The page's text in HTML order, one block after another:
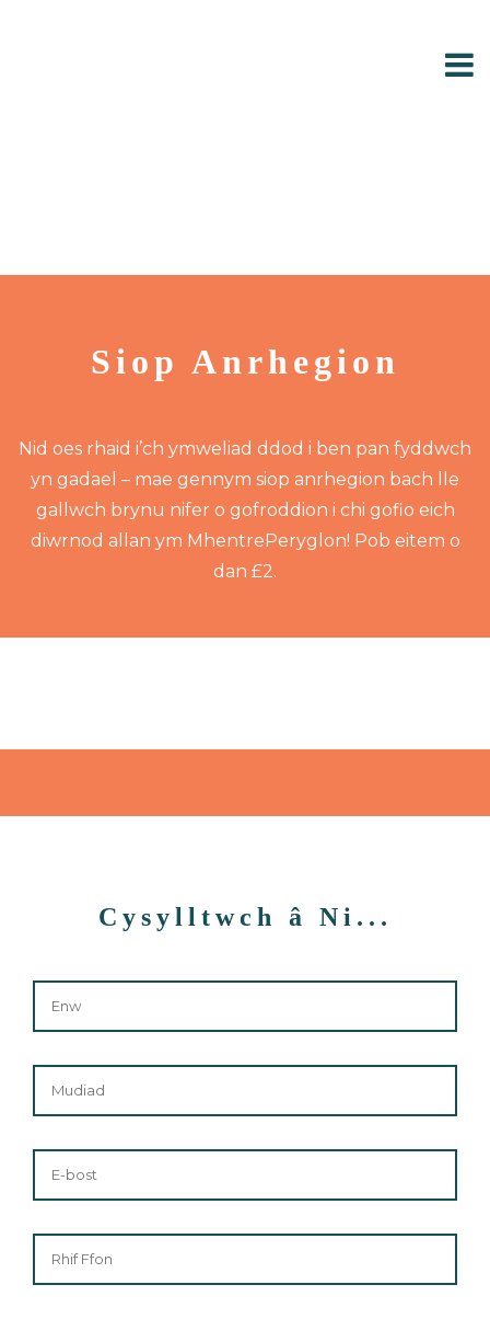
Siop Anrhegion
Nid oes rhaid i’ch ymweliad ddod i ben pan fyddwch
yn gadael – mae gennym siop anrhegion bach lle
gallwch brynu nifer o gofroddion i chi gofio eich
diwrnod allan ym MhentrePeryglon! Pob eitem o
dan £2.
Cysylltwch â Ni...